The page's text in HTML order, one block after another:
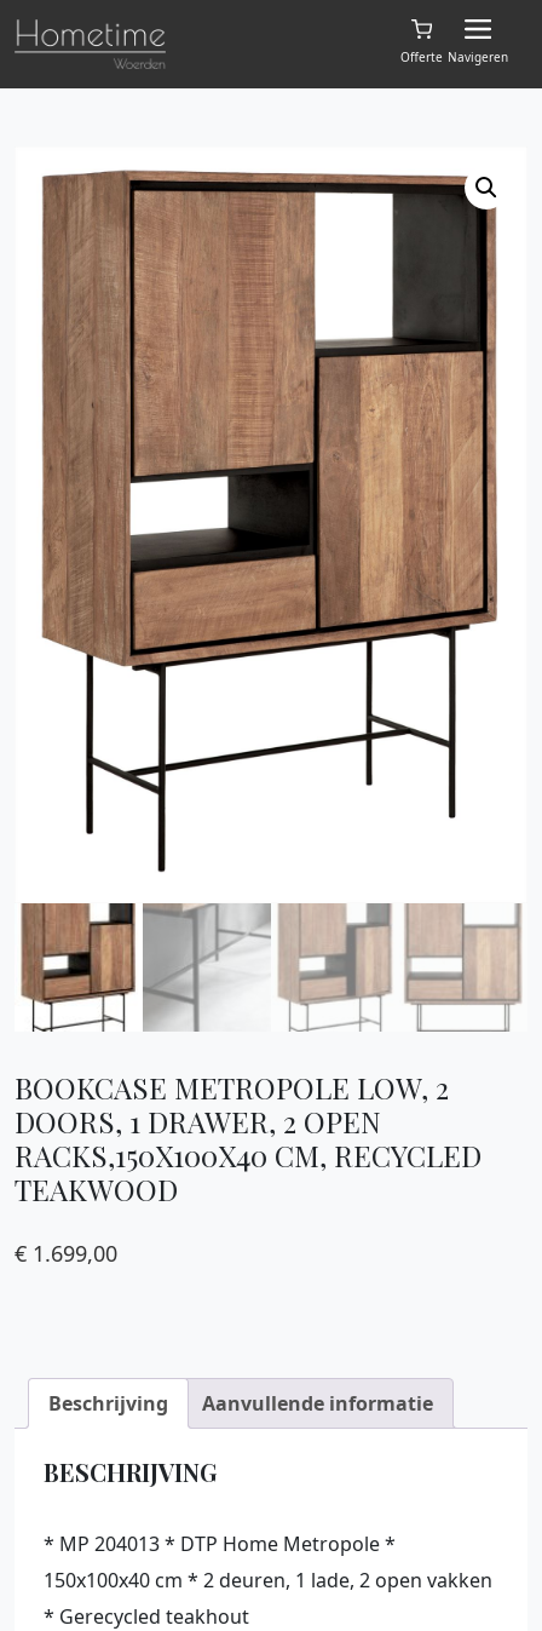
Offerte Navigeren
BOOKCASE METROPOLE LOW, 2
DOORS, 1 DRAWER, 2 OPEN
RACKS,150X100X40 CM, RECYCLED
TEAKWOOD
€ 1.699,00
Beschrijving Aanvullende informatie
BESCHRIJVING
* MP 204013 * DTP Home Metropole *
150x100x40 cm * 2 deuren, 1 lade, 2 open vakken
* Gerecycled teakhout